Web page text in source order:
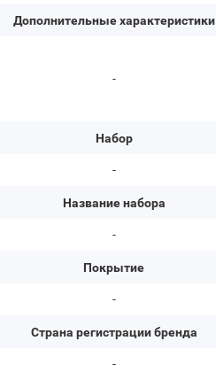
Дополнительные характеристики
-
Набор
-
Название набора
-
Покрытие
-
Страна регистрации бренда
-